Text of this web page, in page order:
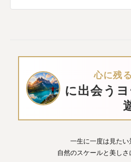
心に残
に出会う
一生に一度は見たい
自然のスケールと美しさ